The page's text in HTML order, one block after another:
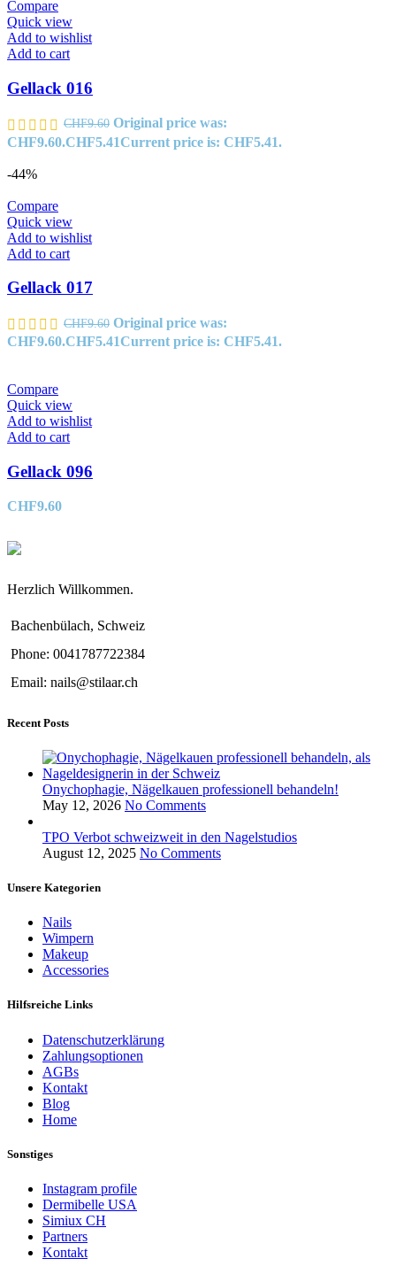
Compare
Quick view
Add to wishlist
Add to cart
Gellack 016
CHF9.60 Original price was:
CHF9.60.CHF5.41Current price is: CHF5.41.
-44%
Compare
Quick view
Add to wishlist
Add to cart
Gellack 017
CHF9.60 Original price was:
CHF9.60.CHF5.41Current price is: CHF5.41.
Compare
Quick view
Add to wishlist
Add to cart
Gellack 096
CHF9.60
Herzlich Willkommen.
Bachenbülach, Schweiz
Phone: 0041787722384
Email: nails@stilaar.ch
Recent Posts
Onychophagie, Nägelkauen professionell behandeln!
May 12, 2026 No Comments
TPO Verbot schweizweit in den Nagelstudios
August 12, 2025 No Comments
Unsere Kategorien
Nails
Wimpern
Makeup
Accessories
Hilfsreiche Links
Datenschutzerklärung
Zahlungsoptionen
AGBs
Kontakt
Blog
Home
Sonstiges
Instagram profile
Dermibelle USA
Simiux CH
Partners
Kontakt